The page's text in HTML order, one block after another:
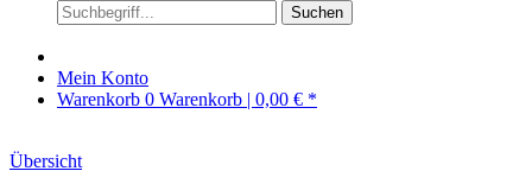
Suchen
Mein Konto
Warenkorb 0 Warenkorb | 0,00 € *
Übersicht